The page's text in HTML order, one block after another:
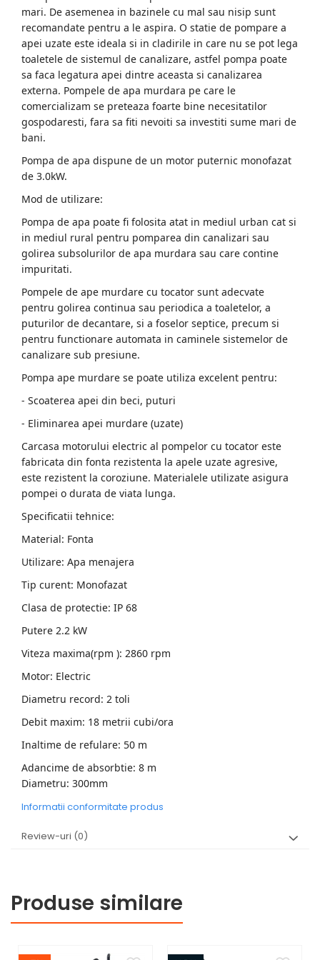
mari. De asemenea in bazinele cu mal sau nisip sunt
recomandate pentru a le aspira. O statie de pompare a
apei uzate este ideala si in cladirile in care nu se pot lega
toaletele de sistemul de canalizare, astfel pompa poate
sa faca legatura apei dintre aceasta si canalizarea
externa. Pompele de apa murdara pe care le
comercializam se preteaza foarte bine necesitatilor
gospodaresti, fara sa fiti nevoiti sa investiti sume mari de
bani.
Pompa de apa dispune de un motor puternic monofazat
de 3.0kW.
Mod de utilizare:
Pompa de apa poate fi folosita atat in mediul urban cat si
in mediul rural pentru pomparea din canalizari sau
golirea subsolurilor de apa murdara sau care contine
impuritati.
Pompele de ape murdare cu tocator sunt adecvate
pentru golirea continua sau periodica a toaletelor, a
puturilor de decantare, si a foselor septice, precum si
pentru functionare automata in caminele sistemelor de
canalizare sub presiune.
Pompa ape murdare se poate utiliza excelent pentru:
- Scoaterea apei din beci, puturi
- Eliminarea apei murdare (uzate)
Carcasa motorului electric al pompelor cu tocator este
fabricata din fonta rezistenta la apele uzate agresive,
este rezistent la coroziune. Materialele utilizate asigura
pompei o durata de viata lunga.
Specificatii tehnice:
Material: Fonta
Utilizare: Apa menajera
Tip curent: Monofazat
Clasa de protectie: IP 68
Putere 2.2 kW
Viteza maxima(rpm ): 2860 rpm
Motor: Electric
Diametru record: 2 toli
Debit maxim: 18 metrii cubi/ora
Inaltime de refulare: 50 m
Adancime de absorbtie: 8 m
Diametru: 300mm
Informatii conformitate produs
Review-uri (0)
Produse similare